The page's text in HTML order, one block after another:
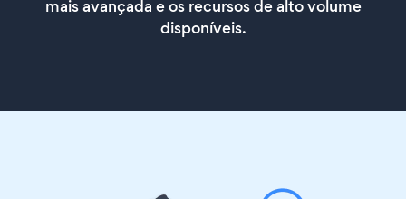
mais avançada e os recursos de alto volume
disponíveis.